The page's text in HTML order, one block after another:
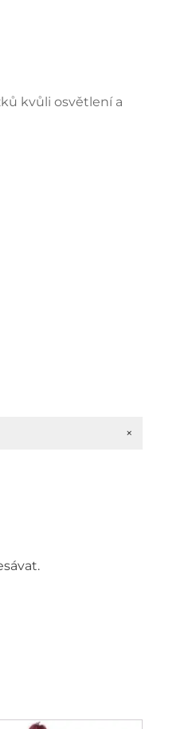
kvůli osvětlení a
+